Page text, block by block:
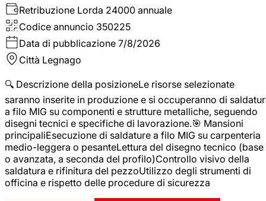
Retribuzione Lorda 24000 annuale
Codice annuncio 350225
Data di pubblicazione 7/8/2026
Città Legnago
🔍 Descrizione della posizioneLe risorse selezionate
saranno inserite in produzione e si occuperanno di
a filo MIG su componenti e strutture metalliche, seguendo
disegni tecnici e specifiche di lavorazione.🎯 Mansioni
principaliEsecuzione di saldature a filo MIG su carpenteria
medio-leggera o pesanteLettura del disegno tecnico (base
o avanzata, a seconda del profilo)Controllo visivo della
saldatura e rifinitura del pezzoUtilizzo degli strumenti di
officina e rispetto delle procedure di sicurezza